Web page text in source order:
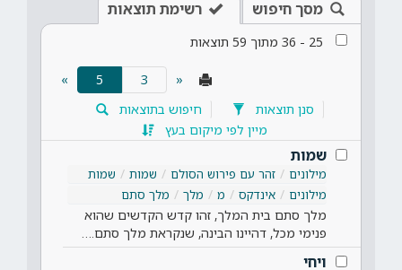
מסך חיפוש רשימת תוצאות
25
-
36 מתוך 59 תוצאות
«
5
(current)
»
סנן תוצאות
חיפוש בתוצאות
מיין לפי מיקום בעץ
שמות
מילונים זהר עם פירוש הסולם שמות
שמות
מילונים
אינדקס מ מלך מלך סתם
מלך סתם בית המלך, זהו קדש הקדשים שהוא
פנימי מכל, דהיינו הבינה, שנקראת מלך סתם.…
ויחי